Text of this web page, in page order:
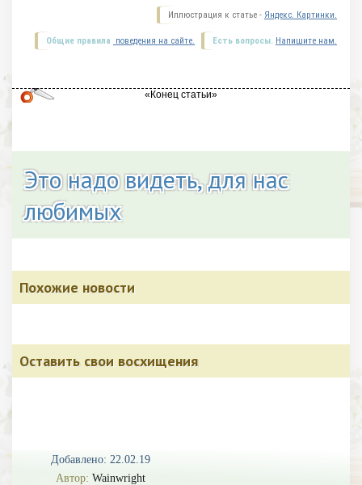
Добавлено: 22.02.19
Автор: Wainwright
Иллюстрация к статье - Яндекс. Картинки.
Есть вопросы. Напишите нам.
Общие правила поведения на сайте.
Это надо видеть, для нас
любимых
Похожие новости
Оставить свои восхищения